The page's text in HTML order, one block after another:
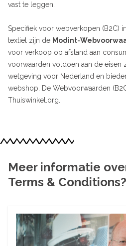
vast te leggen.
Specifiek voor webverkopen (B2C)
textiel zijn de Modint-
voor verkoop op afstand aan
voorwaarden voldoen aan de eisen
wetgeving voor Nederland en
webshop. De Webvoorwaarden
Thuiswinkel.org.
Meer informatie
Terms & Conditions?